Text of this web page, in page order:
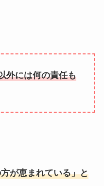
外には何の責任も
が恵まれている」と